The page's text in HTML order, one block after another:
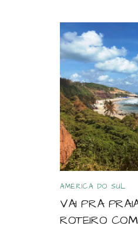
AMÉRICA DO SUL
VAI PRA
ROTEIRO